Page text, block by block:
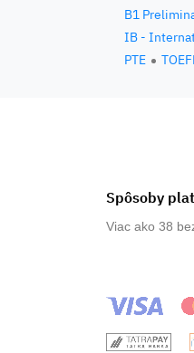
B1
IB -
PTE
Spôsoby
Viac ako 38